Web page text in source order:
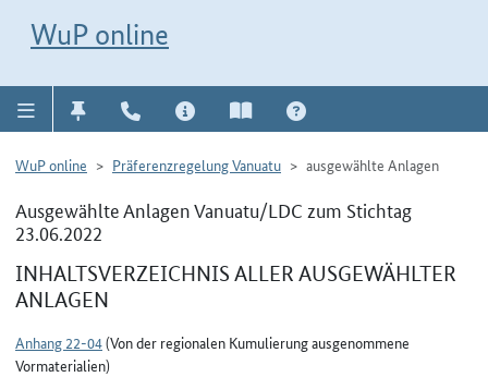
WuP online
WuP online Präferenzregelung Vanuatu ausgewählte Anlagen
Ausgewählte Anlagen Vanuatu/LDC zum Stichtag
23.06.2022
INHALTSVERZEICHNIS ALLER AUSGEWÄHLTER
ANLAGEN
Anhang 22-04(Von der regionalen Kumulierung ausgenommene
Vormaterialien)